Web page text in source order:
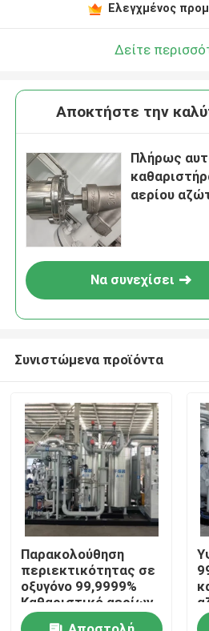
Σπίτι
Προϊόντα
Σχετικά με εμάς
Ελεγχμένος
Δείτε
Αποκτήστε την
Πλήρως
αερίου
Να συνεχίσει
Συνιστώμενα προϊόντα
Παρακολούθηση
περιεκτικότητας σε
οξυγόνο 99,9999%
Καθαριστικό αερίων
αζώτου με βάση το